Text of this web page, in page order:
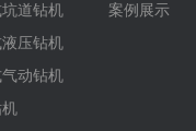
坑道钻机
压钻机
动钻机
案例展示